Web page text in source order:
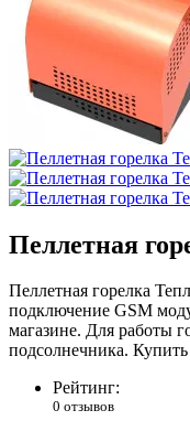
Пеллетная
Пеллетная горелка
подключение GSM
магазине. Для работы
подсолнечника.
Рейтинг:
0 отзывов